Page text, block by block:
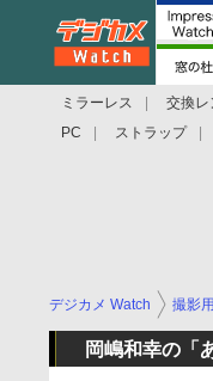
ミラーレス 交換レ
PC
ストラップ
デジカメ Watch 撮影
岡嶋和幸の「